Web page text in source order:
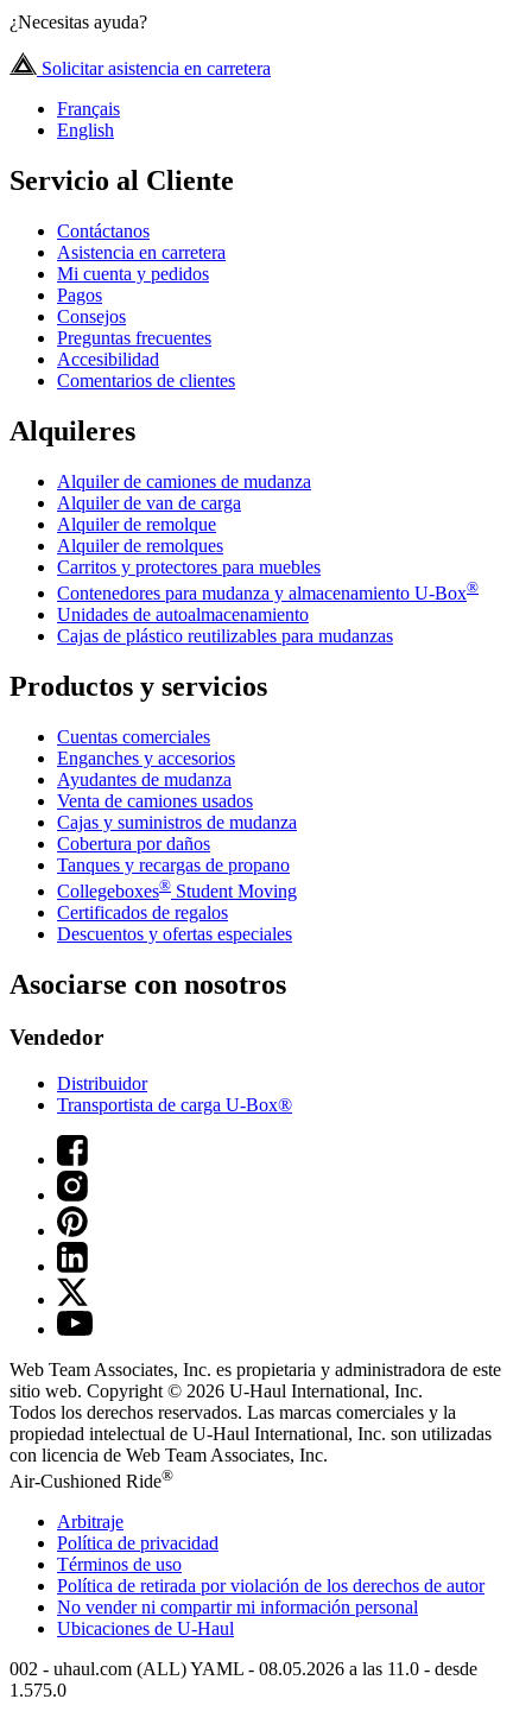
¿Necesitas ayuda?
Solicitar asistencia en carretera
Français
English
Servicio al Cliente
Contáctanos
Asistencia en carretera
Mi cuenta y pedidos
Pagos
Consejos
Preguntas frecuentes
Accesibilidad
Comentarios de clientes
Alquileres
Alquiler de camiones de mudanza
Alquiler de van de carga
Alquiler de remolque
Alquiler de remolques
Carritos y protectores para muebles
Contenedores para mudanza y almacenamiento U-Box®
Unidades de autoalmacenamiento
Cajas de plástico reutilizables para mudanzas
Productos y servicios
Cuentas comerciales
Enganches y accesorios
Ayudantes de mudanza
Venta de camiones usados
Cajas y suministros de mudanza
Cobertura por daños
Tanques y recargas de propano
Collegeboxes® Student Moving
Certificados de regalos
Descuentos y ofertas especiales
Asociarse con nosotros
Vendedor
Distribuidor
Transportista de carga U-Box®
Web Team Associates, Inc. es propietaria y administradora de este
sitio web. Copyright © 2026 U-Haul International, Inc.
Todos los derechos reservados. Las marcas comerciales y la
propiedad intelectual de U-Haul International, Inc. son utilizadas
con licencia de Web Team Associates, Inc.
Air-Cushioned Ride®
Arbitraje
Política de privacidad
Términos de uso
Política de retirada por violación de los derechos de autor
No vender ni compartir mi información personal
Ubicaciones de U-Haul
002 - uhaul.com (ALL) YAML - 08.05.2026 a las 11.0 - desde
1.575.0